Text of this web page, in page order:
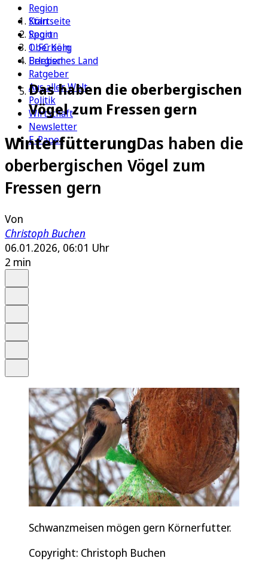
Region
Köln
Sport
1. FC Köln
Erleben
Ratgeber
Aus aller Welt
Politik
Wirtschaft
Newsletter
E-Paper
Startseite
Region
Oberberg
Bergisches Land
Das haben die oberbergischen
Vögel zum Fressen gern
WinterfütterungDas haben die
oberbergischen Vögel zum
Fressen gern
Von
Christoph Buchen
06.01.2026, 06:01 Uhr
2 min
Schwanzmeisen mögen gern Körnerfutter.
Copyright: Christoph Buchen